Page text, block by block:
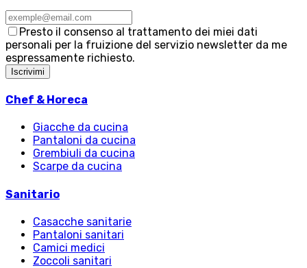
Presto il consenso al trattamento dei miei dati
personali per la fruizione del servizio newsletter da me
espressamente richiesto.
Iscrivimi
Chef & Horeca
Giacche da cucina
Pantaloni da cucina
Grembiuli da cucina
Scarpe da cucina
Sanitario
Casacche sanitarie
Pantaloni sanitari
Camici medici
Zoccoli sanitari